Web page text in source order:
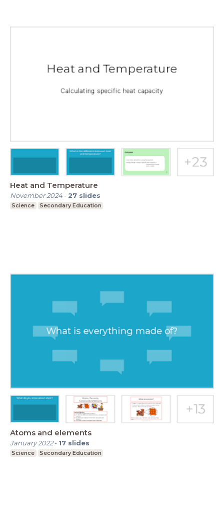
Heat and Temperature
November 2024- 27 slides
Science Secondary Education
Atoms and elements
January 2022- 17 slides
Science Secondary Education